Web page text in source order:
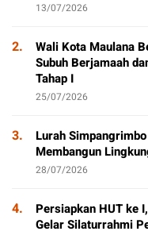
13/07/2026
2.
Wali Kota Maulana
Subuh Berjamaah
Tahap I
25/07/2026
3.
Lurah
Membangun
28/07/2026
4.
Persiapkan HUT ke
Gelar Silaturrahmi